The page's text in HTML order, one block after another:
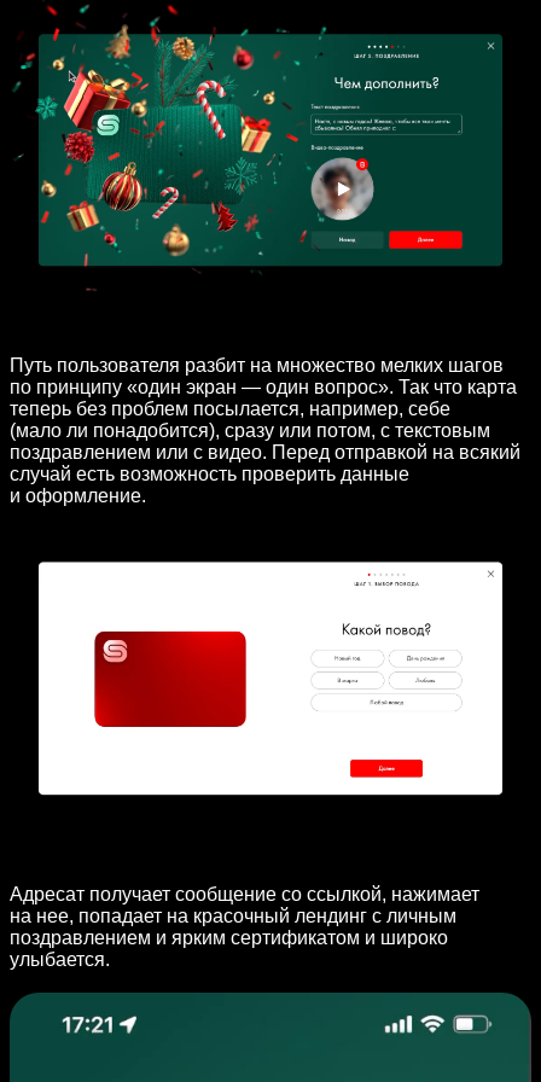
Путь пользователя разбит на множество мелких шагов
по принципу «один экран — один вопрос». Так что карта
теперь без проблем посылается, например, себе
(мало ли понадобится), сразу или потом, с текстовым
поздравлением или с видео. Перед отправкой на всякий
случай есть возможность проверить данные
и оформление.
Адресат получает сообщение со ссылкой, нажимает
на нее, попадает на красочный лендинг с личным
поздравлением и ярким сертификатом и широко
улыбается.